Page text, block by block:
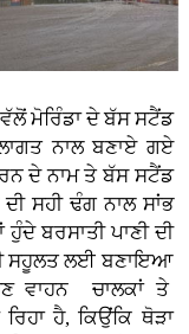
ਮੋਰਿੰਡਾ ਦੇ ਬੱਸ ਸਟੈਂਡ
ਨਾਲ ਬਣਾਏ ਗਏ
ਦੇ ਨਾਮ ਤੇ ਬੱਸ ਸਟੈਂਡ
ਸਹੀ ਢੰਗ ਨਾਲ ਸਾਂਭ
ਬਰਸਾਤੀ ਪਾਣੀ ਦੀ
ਦੀ ਸਹੂਲਤ ਲਈ ਬਣਾਇਆ
ਵਾਹਨ ਚਾਲਕਾਂ ਤੇ
ਹੈ, ਕਿਉਂਕਿ ਥੋੜਾ